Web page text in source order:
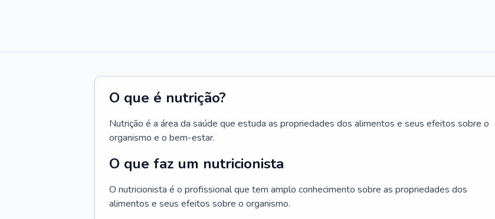
O que é nutrição?
Nutrição é a área da saúde que estuda as propriedades dos alimentos e seus efeitos sobre o
organismo e o bem-estar.
O que faz um nutricionista
O nutricionista é o profissional que tem amplo conhecimento sobre as propriedades dos
alimentos e seus efeitos sobre o organismo.